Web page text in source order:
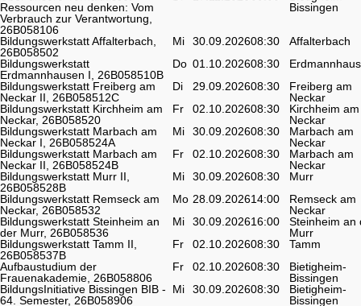
Ressourcen neu denken: Vom
Verbrauch zur Verantwortung,
26B058106
Bissingen
Bildungswerkstatt Affalterbach,
26B058502
Mi 30.09.202608:30
Affalterbach
Bildungswerkstatt
Erdmannhausen I, 26B058510B
Do 01.10.202608:30
Bildungswerkstatt Freiberg am
Neckar II, 26B058512C
Di 29.09.202608:30
Freiberg am
Neckar
Bildungswerkstatt Kirchheim am
Neckar, 26B058520
Fr 02.10.202608:30
Kirchheim am
Neckar
Bildungswerkstatt Marbach am
Neckar I, 26B058524A
Mi 30.09.202608:30
Marbach am
Neckar
Bildungswerkstatt Marbach am
Neckar II, 26B058524B
Fr 02.10.202608:30
Marbach am
Neckar
Bildungswerkstatt Murr II,
26B058528B
Mi 30.09.202608:30
Murr
Bildungswerkstatt Remseck am
Neckar, 26B058532
Mo 28.09.202614:00
Remseck am
Neckar
Bildungswerkstatt Steinheim an
der Murr, 26B058536
Mi 30.09.202616:00
Steinheim an
Murr
Bildungswerkstatt Tamm II,
26B058537B
Fr 02.10.202608:30
Tamm
Aufbaustudium der
Frauenakademie, 26B058806
Fr 02.10.202608:30
Bietigheim-
Bissingen
BildungsInitiative Bissingen BIB -
64. Semester, 26B058906
Mi 30.09.202608:30
Bietigheim-
Bissingen